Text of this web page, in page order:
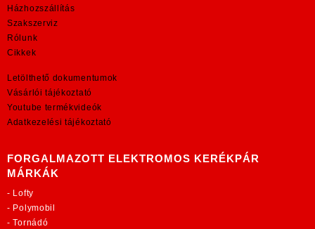
Házhozszállítás
Szakszerviz
Rólunk
Cikkek
Letölthető dokumentumok
Vásárlói tájékoztató
Youtube termékvideók
Adatkezelési tájékoztató
FORGALMAZOTT ELEKTROMOS KERÉKPÁR
MÁRKÁK
- Lofty
- Polymobil
-Tornádó